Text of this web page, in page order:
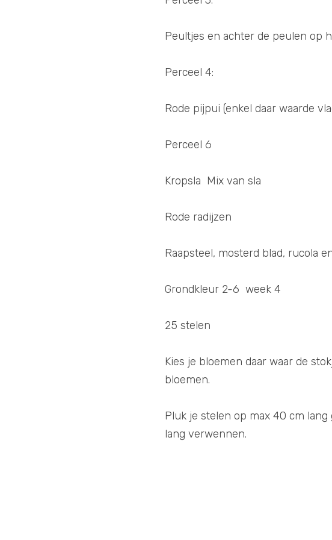
Peultjes en achter de peulen op
Perceel 4:
Rode pijpui (enkel daar waarde
Perceel 6
Kropsla  Mix van sla
Rode radijzen
Raapsteel, mosterd blad, rucola
Grondkleur 2-6  week 4
25 stelen
Kies je bloemen daar waar de
bloemen.
Pluk je stelen op max 40 cm
lang verwennen.